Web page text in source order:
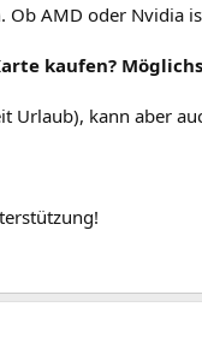
Ob AMD oder Nvidia
kaufen?
Urlaub), kann aber